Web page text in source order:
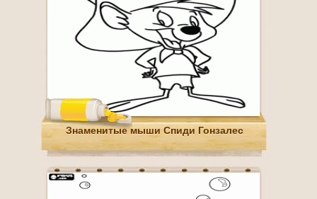
Знаменитые мыши Спиди Гонзалес